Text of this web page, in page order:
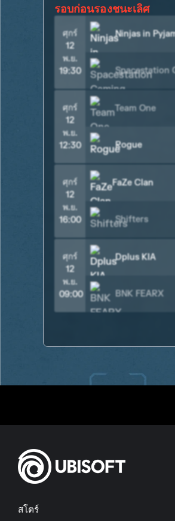
รอบก่อนรองชนะเลิศ
ศุกร์
12
พ.ย.
19:30
Ninjas in
Spacestation
ศุกร์
12
พ.ย.
12:30
Team One
Rogue
ศุกร์
12
พ.ย.
16:00
FaZe Clan
Shifters
ศุกร์
12
พ.ย.
09:00
Dplus KIA
BNK FEARX
สโตร์